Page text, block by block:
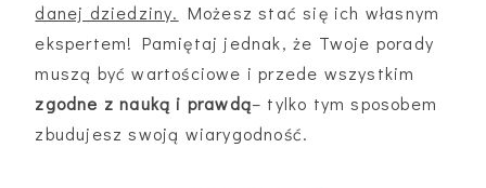
danej dziedziny. Możesz stać się ich własnym
ekspertem! Pamiętaj jednak, że Twoje porady
muszą być wartościowe i przede wszystkim
zgodne z nauką i prawdą– tylko tym sposobem
zbudujesz swoją wiarygodność.